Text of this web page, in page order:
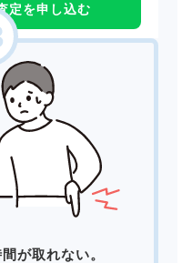
定を申し込む
が取れない。